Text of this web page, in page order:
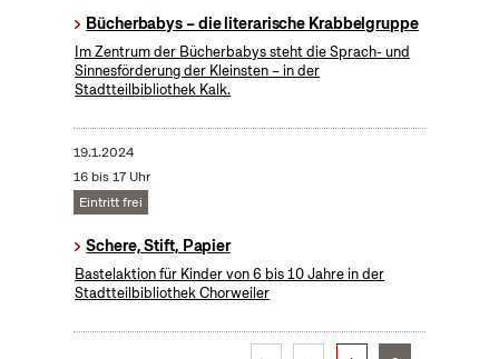
Bücherbabys – die literarische Krabbelgruppe
Im Zentrum der Bücherbabys steht die Sprach- und
Sinnesförderung der Kleinsten – in der
Stadtteilbibliothek Kalk.
19.1.2024
16 bis 17 Uhr
Eintritt frei
Schere, Stift, Papier
Bastelaktion für Kinder von 6 bis 10 Jahre in der
Stadtteilbibliothek Chorweiler